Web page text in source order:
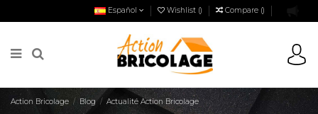
Español Wishlist () Compare ()
Action Bricolage Blog Actualité Action Bricolage